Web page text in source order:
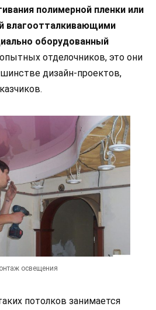
полимерной пленки или
влагоотталкивающими
оборудованный
отделочников, это они
дизайн-проектов,
освещения
потолков занимается